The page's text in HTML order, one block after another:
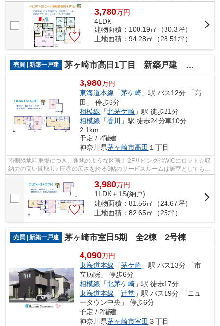
設備も豊富にラインナップされた４LDK...
3,780万円
4LDK
建物面積：100.19㎡（30.3坪）
土地面積：94.28㎡（28.51坪）
売買 | 新築一戸建 茅ヶ崎市高田1丁目 新築戸建 全1棟
3,980万円
東海道本線 「茅ケ崎 」駅 バス12分 「高
田」 停歩6分
相模線 「北茅ケ崎 」駅 徒歩21分
相模線 「香川
」駅 徒歩24分車10分
2.1km
予定 / 2階建
神奈川県茅ヶ崎市高田 １丁目
南側隣地駐車場につき、角地のような区画！ 2Fリビング◎WICにロフト☆収
納力の高い間取り♪ 圧巻の広さを誇る9帖のサービスルームは居室としてもご
利用いただけます♪ スーパー・ドラッグ...
3,980万円
1LDK＋1S(納戸)
建物面積：81.56㎡（24.67坪）
土地面積：82.65㎡（25坪）
売買 | 新築一戸建 茅ヶ崎市室田5期 全2棟 2号棟
4,090万円
東海道本線 「茅ケ崎 」駅 バス13分 「市
立病院」 停歩6分
相模線 「北茅ケ崎 」駅 徒歩17分
東海道本線 「辻堂 」駅 バス19分 「ニュ
ータウン中央」 停歩6分
予定 / 2階建
神奈川県茅ヶ崎市室田 ３丁目